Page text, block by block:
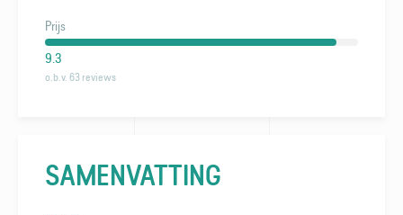
Prijs
9.3
o.b.v. 63 reviews
SAMENVATTING